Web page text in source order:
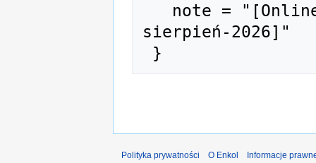
sierpień-2026]"
Polityka prywatności O Enkol Informacje